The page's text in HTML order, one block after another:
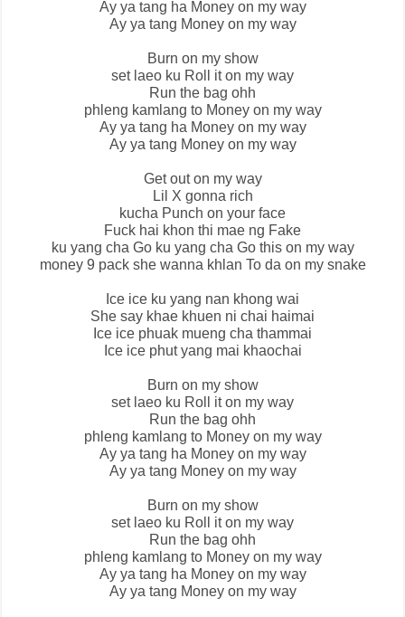
Ay ya tang ha Money on my way
Ay ya tang Money on my way
Burn on my show
set laeo ku Roll it on my way
Run the bag ohh
phleng kamlang to Money on my way
Ay ya tang ha Money on my way
Ay ya tang Money on my way
Get out on my way
Lil X gonna rich
kucha Punch on your face
Fuck hai khon thi mae ng Fake
ku yang cha Go ku yang cha Go this on my way
money 9 pack she wanna khlan To da on my snake
Ice ice ku yang nan khong wai
She say khae khuen ni chai haimai
Ice ice phuak mueng cha thammai
Ice ice phut yang mai khaochai
Burn on my show
set laeo ku Roll it on my way
Run the bag ohh
phleng kamlang to Money on my way
Ay ya tang ha Money on my way
Ay ya tang Money on my way
Burn on my show
set laeo ku Roll it on my way
Run the bag ohh
phleng kamlang to Money on my way
Ay ya tang ha Money on my way
Ay ya tang Money on my way